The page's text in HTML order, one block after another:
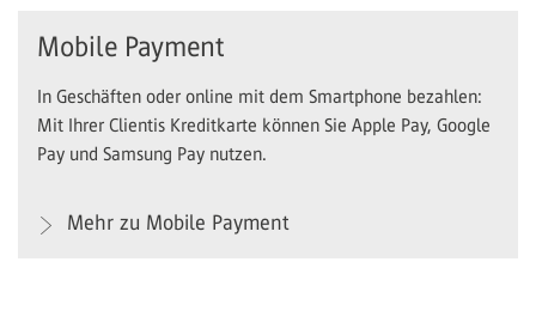
Mobile Payment
In Geschäften oder online mit dem Smartphone bezahlen:
Mit Ihrer Clientis Kreditkarte können Sie Apple Pay, Google
Pay und Samsung Pay nutzen.
Mehr zu Mobile Payment